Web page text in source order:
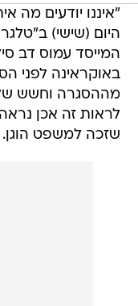
"איננו יודעים מה
היום (שישי)
המייסד עמוס דב
באוקראינה לפני
מההסגרה וחשש
לראות זה אכן
שזכה למשפט הוגן.